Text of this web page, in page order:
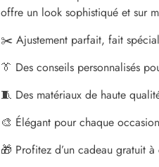
offre un look sophistiqué et sur
✂️ Ajustement parfait, fait
👔 Des conseils personnalisés
🧵 Des matériaux de haute
🎨 Élégant pour chaque
🎁 Profitez d’un cadeau gratuit